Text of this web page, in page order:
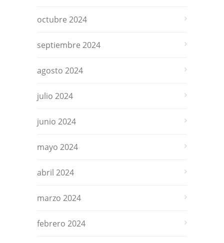
octubre 2024
septiembre 2024
agosto 2024
julio 2024
junio 2024
mayo 2024
abril 2024
marzo 2024
febrero 2024